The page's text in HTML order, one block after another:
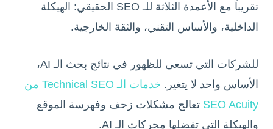
تقريباً مع الأعمدة الثلاثة للـ SEO الحقيقي: الهيكلة
الداخلية، والأساس التقني، والثقة الخارجية.
للشركات التي تسعى للظهور في نتائج بحث الـ AI،
الأساس واحد لا يتغير.
خدمات الـ Technical SEO من
SEO Acuity تعالج مشكلات زحف وفهرسة الموقع
والهيكلة التي تفضلها محركات الـ AI.